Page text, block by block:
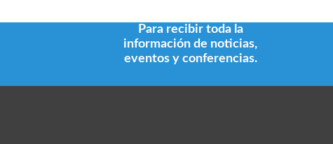
Para recibir toda la
información de noticias,
eventos y conferencias.